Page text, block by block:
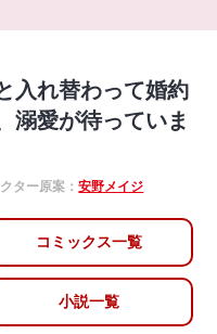
入れ替わって婚約
溺愛が待っていま
ター原案：安野メイジ
コミックス一覧
小説一覧